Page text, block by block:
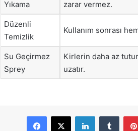
Yıkama
zarar vermez.
Düzenli
Temizlik
Kullanım sonrası
Su Geçirmez
Sprey
Kirlerin daha az
uzatır.
Facebook
X LinkedIn